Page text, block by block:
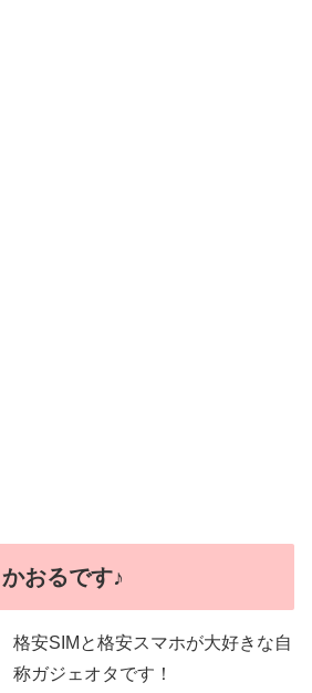
おるです♪
格安SIMと格安スマホが大好きな自
称ガジェオタです！